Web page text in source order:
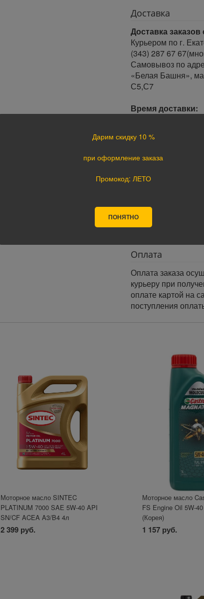
Доставка
Доставка
Курьером по г.
(343) 287 67
Самовывоз по
«Белая Башня»,
С5,С7
Время доставки:
Доставка
Минимальный
· При оформлении
· При оформлении
следующий день.
В любой уголок
Почта России,
Стоимость
Оплата
Оплата заказа
курьеру при
оплате картой на
поступления
Моторное масло SINTEC
PLATINUM 7000 SAE 5W-40 API
SN/CF ACEA A3/B4 4л
2 399 руб.
Моторное масло
FS Engine Oil 5W-
(Корея)
1 157 руб.
Дарим скидку 10 %
при оформление заказа
Промокод: ЛЕТО
ПОНЯТНО